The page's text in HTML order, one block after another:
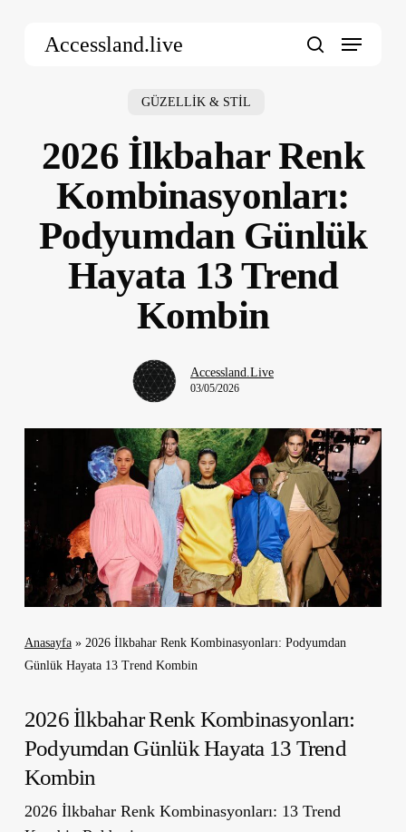
Accessland.live Menu
GÜZELLİK & STİL
2026 İlkbahar Renk
Kombinasyonları:
Podyumdan Günlük
Hayata 13 Trend
Kombin
Accessland.Live
03/05/2026
Anasayfa» 2026 İlkbahar Renk Kombinasyonları: Podyumdan
Günlük Hayata 13 Trend Kombin
2026 İlkbahar Renk Kombinasyonları:
Podyumdan Günlük Hayata 13 Trend
Kombin
2026 İlkbahar Renk Kombinasyonları: 13 Trend